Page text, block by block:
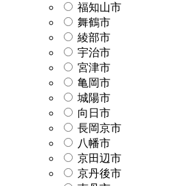
福知山市
舞鶴市
綾部市
宇治市
宮津市
亀岡市
城陽市
向日市
長岡京市
八幡市
京田辺市
京丹後市